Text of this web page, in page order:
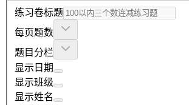
练习卷标题
每页题数
题目分栏
显示日期
显示班级
显示姓名